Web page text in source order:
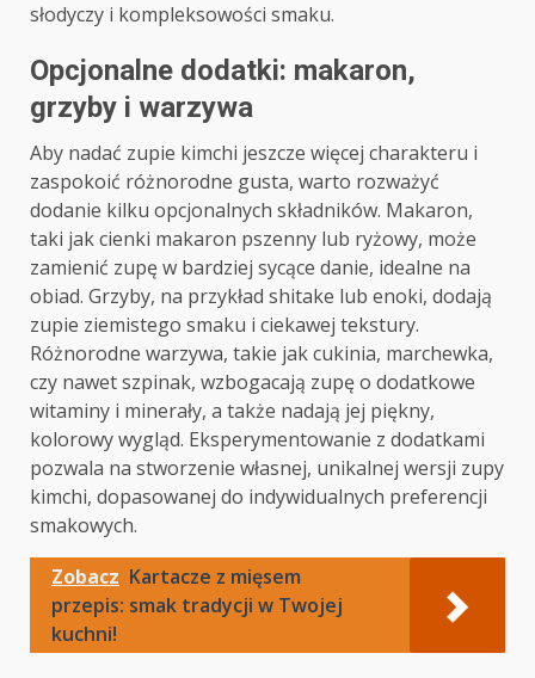
słodyczy i kompleksowości smaku.
Opcjonalne dodatki: makaron,
grzyby i warzywa
Aby nadać zupie kimchi jeszcze więcej charakteru i
zaspokoić różnorodne gusta, warto rozważyć
dodanie kilku opcjonalnych składników. Makaron,
taki jak cienki makaron pszenny lub ryżowy, może
zamienić zupę w bardziej sycące danie, idealne na
obiad. Grzyby, na przykład shitake lub enoki, dodają
zupie ziemistego smaku i ciekawej tekstury.
Różnorodne warzywa, takie jak cukinia, marchewka,
czy nawet szpinak, wzbogacają zupę o dodatkowe
witaminy i minerały, a także nadają jej piękny,
kolorowy wygląd. Eksperymentowanie z dodatkami
pozwala na stworzenie własnej, unikalnej wersji zupy
kimchi, dopasowanej do indywidualnych preferencji
smakowych.
Zobacz Kartacze z mięsem
przepis: smak tradycji w Twojej
kuchni!